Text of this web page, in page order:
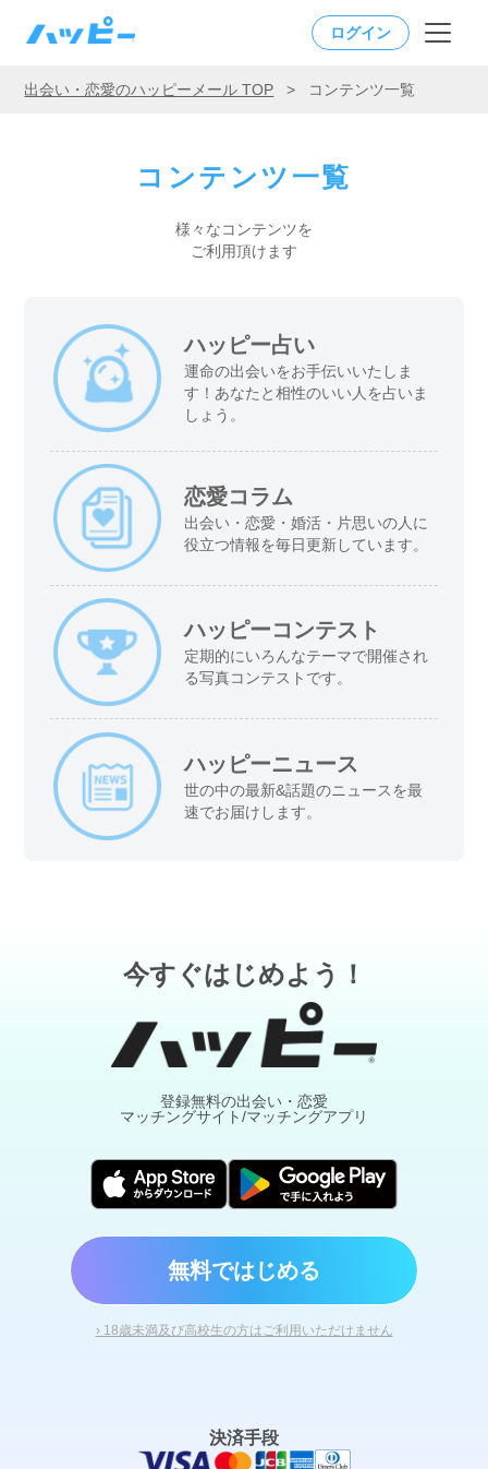
ログイン
出会い・恋愛のハッピーメール TOP > コンテンツ一覧
コンテンツ一覧
様々なコンテンツを
ご利用頂けます
ハッピー占い
運命の出会いをお手伝いいたしま
す！あなたと相性のいい人を占いま
しょう。
恋愛コラム
出会い・恋愛・婚活・片思いの人に
役立つ情報を毎日更新しています。
ハッピーコンテスト
定期的にいろんなテーマで開催され
る写真コンテストです。
ハッピーニュース
世の中の最新&話題のニュースを最
速でお届けします。
今すぐはじめよう！
登録無料の出会い・恋愛
マッチングサイト/マッチングアプリ
無料ではじめる
› 18歳未満及び高校生の方はご利用いただけません
決済手段